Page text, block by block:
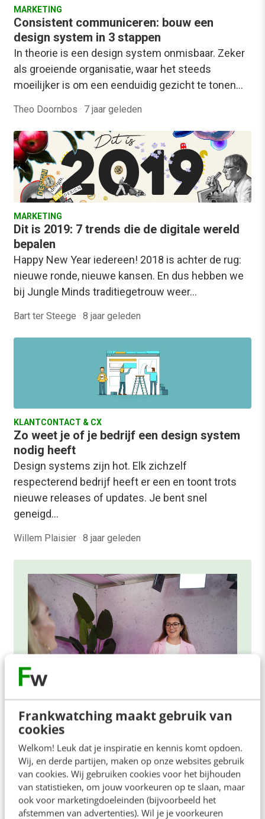
Frankwatching maakt gebruik van
cookies
Welkom! Leuk dat je inspiratie en kennis komt opdoen.
Wij, en derde partijen, maken op onze websites gebruik
van cookies. Wij gebruiken cookies voor het bijhouden
van statistieken, om jouw voorkeuren op te slaan, maar
ook voor marketingdoeleinden (bijvoorbeeld het
afstemmen van advertenties). Wil je je voorkeuren
MARKETING
Consistent communiceren: bouw een
design system in 3 stappen
In theorie is een design system onmisbaar. Zeker
als groeiende organisatie, waar het steeds
moeilijker is om een eenduidig gezicht te tonen…
Theo Doornbos · 7 jaar geleden
MARKETING
Dit is 2019: 7 trends die de digitale wereld
bepalen
Happy New Year iedereen! 2018 is achter de rug:
nieuwe ronde, nieuwe kansen. En dus hebben we
bij Jungle Minds traditiegetrouw weer…
Bart ter Steege · 8 jaar geleden
KLANTCONTACT & CX
Zo weet je of je bedrijf een design system
nodig heeft
Design systems zijn hot. Elk zichzelf
respecterend bedrijf heeft er een en toont trots
nieuwe releases of updates. Je bent snel
geneigd…
Willem Plaisier · 8 jaar geleden
ONLINE MASTERCLASS
De nieuwe SEO- & GEO-
spelregels
In 2,5 uur van Google-first naar AI-first: zo wordt je
content beter gevonden. Schrijf je in en bekijk